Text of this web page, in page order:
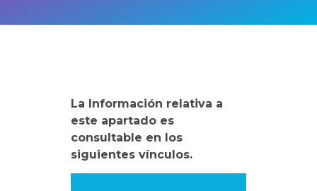
La Información relativa a
este apartado es
consultable en los
siguientes vínculos.